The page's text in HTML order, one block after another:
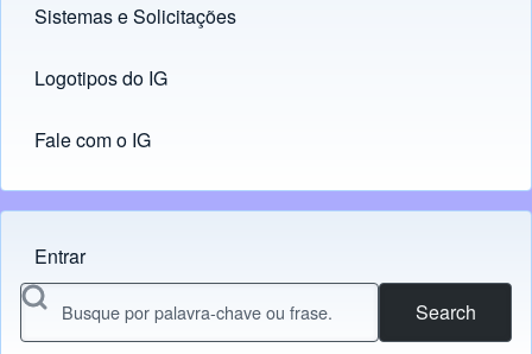
Sistemas e Solicitações
(opens in new tab)
Logotipos do IG
(opens in new tab)
Fale com o IG
Menu do usuário
Entrar
Search